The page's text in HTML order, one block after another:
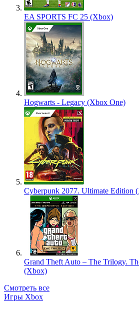
EA SPORTS FC 25 (Xbox)
Hogwarts - Legacy (Xbox One)
Cyberpunk 2077. Ultimate Edition
Grand Theft Auto – The Trilogy.
(Xbox)
Смотреть все
Игры Xbox